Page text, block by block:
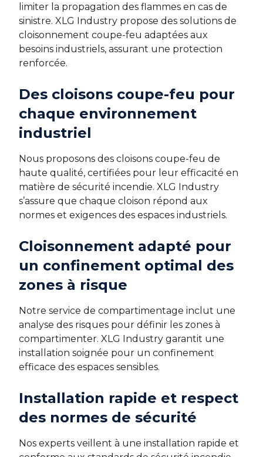
limiter la propagation des flammes en cas de
sinistre. XLG Industry propose des solutions de
cloisonnement coupe-feu adaptées aux
besoins industriels, assurant une protection
renforcée.
Des cloisons coupe-feu pour
chaque environnement
industriel
Nous proposons des cloisons coupe-feu de
haute qualité, certifiées pour leur efficacité en
matière de sécurité incendie. XLG Industry
s’assure que chaque cloison répond aux
normes et exigences des espaces industriels.
Cloisonnement adapté pour
un confinement optimal des
zones à risque
Notre service de compartimentage inclut une
analyse des risques pour définir les zones à
compartimenter. XLG Industry garantit une
installation soignée pour un confinement
efficace des espaces sensibles.
Installation rapide et respect
des normes de sécurité
Nos experts veillent à une installation rapide et